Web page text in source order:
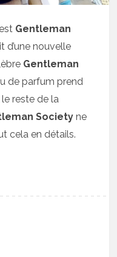
Gentleman
d’une nouvelle
Gentleman
de parfum prend
reste de la
Society ne
cela en détails.